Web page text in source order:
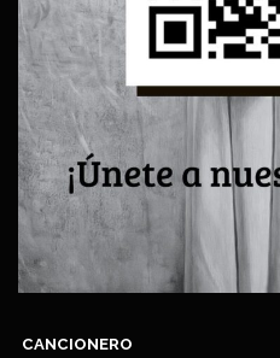
CANCIONERO